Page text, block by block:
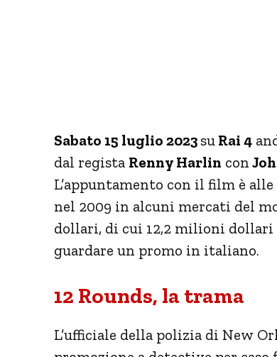
Sabato 15 luglio 2023 su Rai 4
dal regista Renny Harlin con
L’appuntamento con il film è alle
nel 2009 in alcuni mercati del
dollari, di cui 12,2 milioni
guardare un promo in italiano.
12 Rounds, la trama
L’ufficiale della polizia di New